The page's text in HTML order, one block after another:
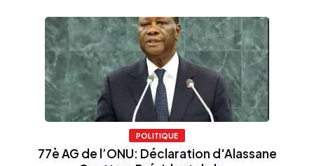
POLITIQUE
77è AG de l’ONU: Déclaration d'Alassane